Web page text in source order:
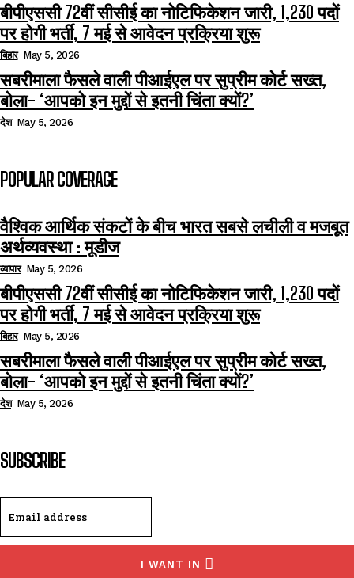
बीपीएससी 72वीं सीसीई का नोटिफिकेशन जारी, 1,230 पदों
पर होगी भर्ती, 7 मई से आवेदन प्रक्रिया शुरू
बिहार May 5, 2026
सबरीमाला फैसले वाली पीआईएल पर सुप्रीम कोर्ट सख्त,
बोला- ‘आपको इन मुद्दों से इतनी चिंता क्यों?’
देश May 5, 2026
POPULAR COVERAGE
वैश्विक आर्थिक संकटों के बीच भारत सबसे लचीली व मजबूत
अर्थव्यवस्था : मूडीज
व्यापार May 5, 2026
बीपीएससी 72वीं सीसीई का नोटिफिकेशन जारी, 1,230 पदों
पर होगी भर्ती, 7 मई से आवेदन प्रक्रिया शुरू
बिहार May 5, 2026
सबरीमाला फैसले वाली पीआईएल पर सुप्रीम कोर्ट सख्त,
बोला- ‘आपको इन मुद्दों से इतनी चिंता क्यों?’
देश May 5, 2026
SUBSCRIBE
I WANT IN